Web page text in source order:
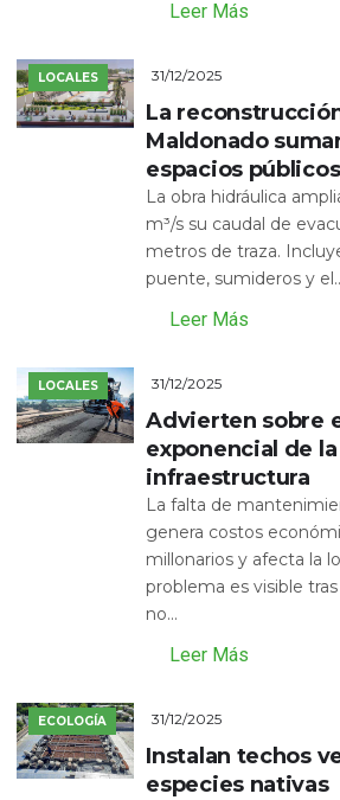
Leer Más
LOCALES 31/12/2025
La
Maldonado
espacios públicos
La obra hidráulica
m³/s su caudal de
metros de traza.
puente, sumideros y
Leer Más
LOCALES 31/12/2025
Advierten sobre
exponencial de la
infraestructura
La falta de
genera costos
millonarios y afecta la
problema es visible
no...
Leer Más
ECOLOGÍA 31/12/2025
Instalan techos
especies nativas